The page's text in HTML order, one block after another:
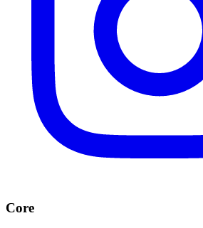
Core